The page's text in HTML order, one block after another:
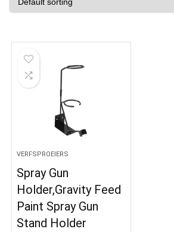
VERFSPROEIERS
Spray Gun
Holder,Gravity Feed
Paint Spray Gun
Stand Holder